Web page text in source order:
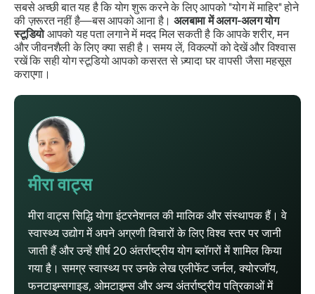
सबसे अच्छी बात यह है कि योग शुरू करने के लिए आपको "योग में माहिर" होने
की ज़रूरत नहीं है—बस आपको आना है। अलबामा में अलग-अलग योग
स्टूडियोआपको यह पता लगाने में मदद मिल सकती है कि आपके शरीर, मन
और जीवनशैली के लिए क्या सही है। समय लें, विकल्पों को देखें और विश्वास
रखें कि सही योग स्टूडियो आपको कसरत से ज़्यादा घर वापसी जैसा महसूस
कराएगा।
मीरा वाट्स
मीरा वाट्स सिद्धि योगा इंटरनेशनल की मालिक और संस्थापक हैं। वे
स्वास्थ्य उद्योग में अपने अग्रणी विचारों के लिए विश्व स्तर पर जानी
जाती हैं और उन्हें शीर्ष 20 अंतर्राष्ट्रीय योग ब्लॉगरों में शामिल किया
गया है। समग्र स्वास्थ्य पर उनके लेख एलीफेंट जर्नल, क्योरजॉय,
फनटाइम्सगाइड, ओमटाइम्स और अन्य अंतर्राष्ट्रीय पत्रिकाओं में